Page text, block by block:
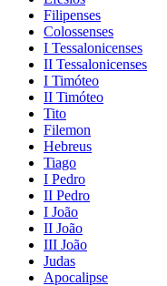
Filipenses
Colossenses
I Tessalonicenses
II Tessalonicenses
I Timóteo
II Timóteo
Tito
Filemon
Hebreus
Tiago
I Pedro
II Pedro
I João
II João
III João
Judas
Apocalipse